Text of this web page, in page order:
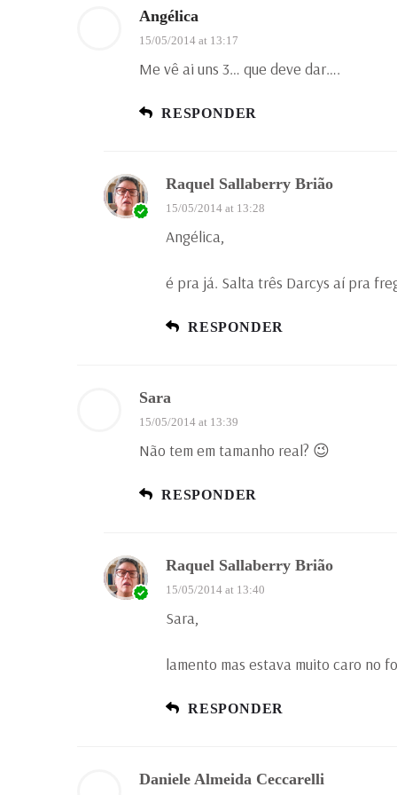
Angélica
15/05/2014 at 13:17
Me vê ai uns 3… que deve dar….
RESPONDER
Raquel Sallaberry Brião
15/05/2014 at 13:28
Angélica,
é pra já. Salta três Darcys aí pra
RESPONDER
Sara
15/05/2014 at 13:39
Não tem em tamanho real? 😉
RESPONDER
Raquel Sallaberry Brião
15/05/2014 at 13:40
Sara,
lamento mas estava muito caro no
RESPONDER
Daniele Almeida Ceccarelli